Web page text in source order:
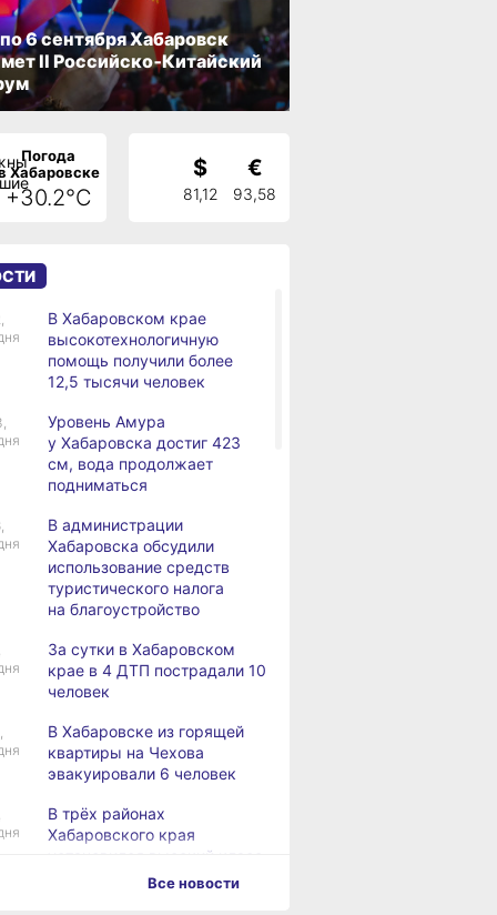
6 сентября Хабаровск
II Российско‑Китайский
Погода
Хабаровске
+30.2°C
$
81,12
€
93,58
В Хабаровском крае
высокотехнологичную
помощь получили более
12,5 тысячи человек
Уровень Амура
у Хабаровска достиг 423
см, вода продолжает
подниматься
В администрации
Хабаровска обсудили
использование средств
туристического налога
на благоустройство
За сутки в Хабаровском
крае в 4 ДТП пострадали 10
человек
В Хабаровске из горящей
квартиры на Чехова
эвакуировали 6 человек
В трёх районах
Хабаровского края
установился высокий класс
пожарной опасности
Все новости